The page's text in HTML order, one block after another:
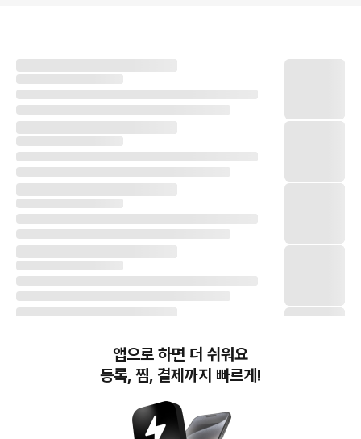
앱으로 하면 더 쉬워요
등록, 찜, 결제까지 빠르게!